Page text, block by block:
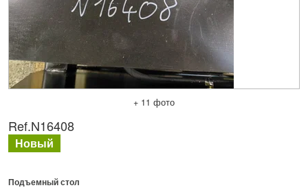
+ 11 фото
Подъемный стол
Ref.N16408
Новый